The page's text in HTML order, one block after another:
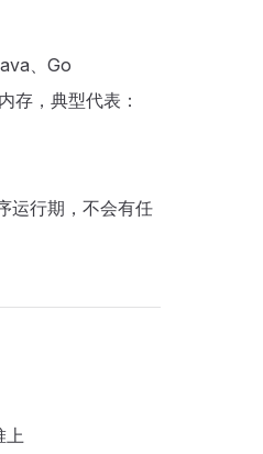
、Go
存，典型代表：
运行期，不会有任
上